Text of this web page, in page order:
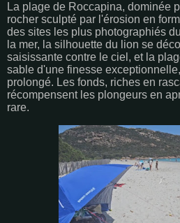
La plage de Roccapina, dominée
rocher sculpté par l'érosion en
des sites les plus photographiés
la mer, la silhouette du lion se
saisissante contre le ciel, et la
sable d'une finesse
prolongé. Les fonds, riches en
récompensent les plongeurs en
rare.